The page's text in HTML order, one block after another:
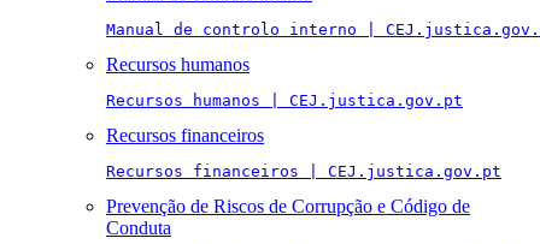
Manual de controlo interno |
Recursos humanos
Recursos humanos | CEJ.justica.gov.pt
Recursos financeiros
Recursos financeiros | CEJ.justica.gov.pt
Prevenção de Riscos de Corrupção e Código de
Conduta